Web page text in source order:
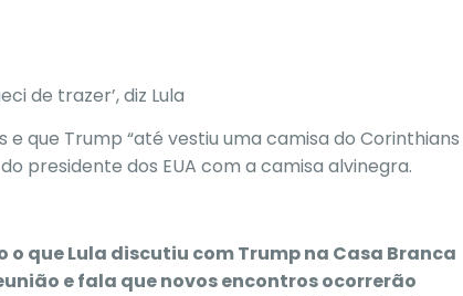
de trazer’, diz Lula
que Trump “até vestiu uma camisa do Corinthians
presidente dos EUA com a camisa alvinegra.
que Lula discutiu com Trump na Casa Branca
e fala que novos encontros ocorrerão